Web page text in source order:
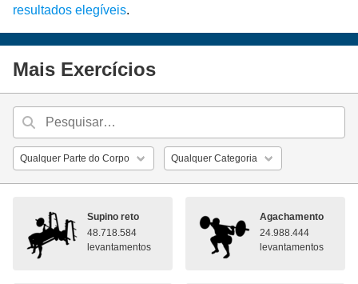
resultados elegíveis.
Mais Exercícios
Supino reto
48.718.584
levantamentos
Agachamento
24.988.444
levantamentos